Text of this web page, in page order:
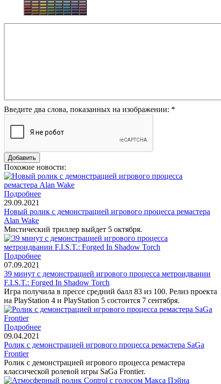
Введите два слова, показанных на изображении: *
Похожие новости:
Подробнее
29.09.2021
Новый ролик с демонстрацией игрового процесса ремастера
Alan Wake
Мистический триллер выйдет 5 октября.
Подробнее
07.09.2021
39 минут с демонстрацией игрового процесса метроидвании
F.I.S.T.: Forged In Shadow Torch
Игра получила в прессе средний балл 83 из 100. Релиз проекта
на PlayStation 4 и PlayStation 5 состоится 7 сентября.
Подробнее
09.04.2021
Ролик с демонстрацией игрового процесса ремастера SaGa
Frontier
Ролик с демонстрацией игрового процесса ремастера
классической ролевой игры SaGa Frontier.